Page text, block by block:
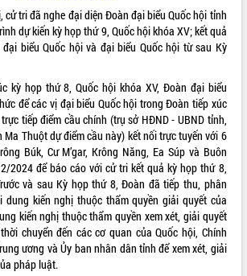
khảo sát
đóng gói
các
và xúc
động thích
xuất khẩu
Nam đột
tư
đột phá trong
Đắk Lắk
đổi số
Lắk
cử tri đã nghe đại diện Đoàn đại biểu Quốc hội tỉnh
dự kiến kỳ họp thứ 9, Quốc hội khóa XV; kết quả
biểu Quốc hội và đại biểu Quốc hội từ sau Kỳ
kỳ họp thứ 8, Quốc hội khóa XV, Đoàn đại biểu
để các vị đại biểu Quốc hội trong Đoàn tiếp xúc
tiếp điểm cầu chính (trụ sở HĐND - UBND tỉnh,
Thuột dự điểm cầu này) kết nối trực tuyến với 6
Búk, Cư M’gar, Krông Năng, Ea Súp và Buôn
2024 để báo cáo với cử tri kết quả kỳ họp thứ 8,
và sau Kỳ họp thứ 8, Đoàn đã tiếp thu, phân
kiến nghị thuộc thẩm quyền giải quyết của
kiến nghị thuộc thẩm quyền xem xét, giải quyết
chuyển đến các cơ quan của Quốc hội, Chính
ương và Ủy ban nhân dân tỉnh để xem xét, giải
pháp luật.